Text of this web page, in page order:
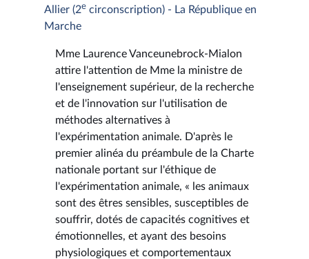
Allier (2e circonscription) - La République en
Marche
Mme Laurence Vanceunebrock-Mialon
attire l'attention de Mme la ministre de
l'enseignement supérieur, de la recherche
et de l'innovation sur l'utilisation de
méthodes alternatives à
l'expérimentation animale. D'après le
premier alinéa du préambule de la Charte
nationale portant sur l'éthique de
l'expérimentation animale, « les animaux
sont des êtres sensibles, susceptibles de
souffrir, dotés de capacités cognitives et
émotionnelles, et ayant des besoins
physiologiques et comportementaux